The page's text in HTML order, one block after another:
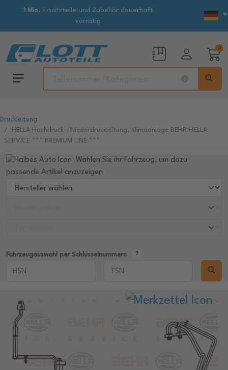
1 Mio.Ersatzteile und Zubehör dauerhaft
vorrätig
0
Druckleitung
HELLA Hochdruck-/Niederdruckleitung, Klimaanlage BEHR HELLA
SERVICE *** PREMIUM LINE ***
Wählen Sie ihr Fahrzeug, um dazu
passende Artikel anzuzeigen
Fahrzeugauswahl per Schlüsselnummern